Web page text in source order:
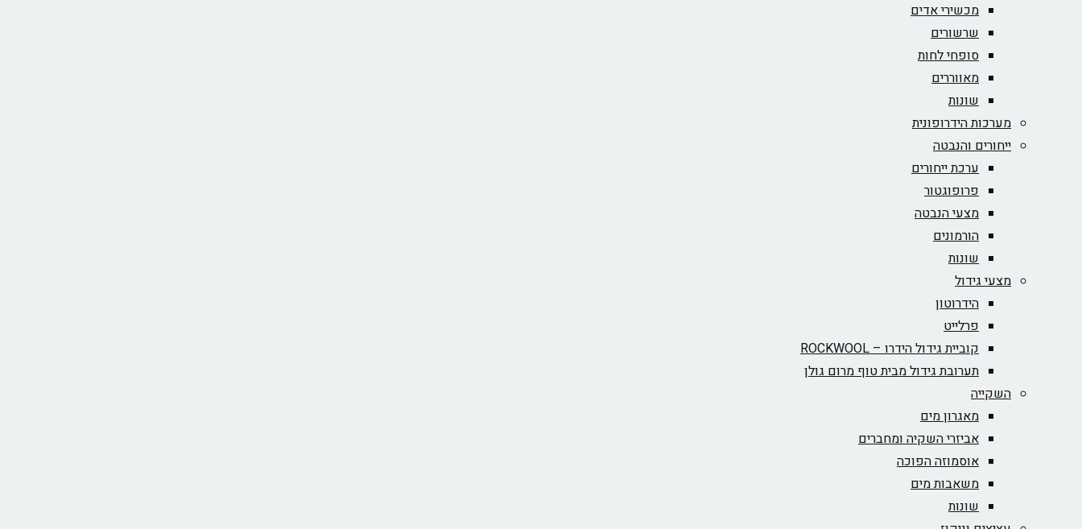
מכשירי אדים
שרשורים
סופחי לחות
מאווררים
שונות
מערכות הידרופונית
ייחורים והנבטה
ערכת ייחורים
פרופוגטור
מצעי הנבטה
הורמונים
שונות
מצעי גידול
הידרוטון
פרלייט
קוביית גידול הידרו – ROCKWOOL‏
תערובת גידול מבית טוף מרום גולן
השקייה
מאגרון מים
אביזרי השקיה ומחברים
אוסמוזה הפוכה
משאבות מים
שונות